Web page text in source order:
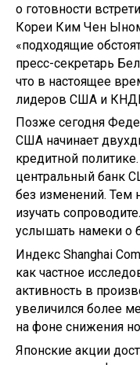
о готовности
Кореи Ким Чен
«подходящие
пресс-секретарь
что в настоящее
лидеров США и
Позже сегодня
США начинает
кредитной
центральный банк
без изменений. Тем
изучать
услышать намеки о
Индекс Shanghai
как частное
активность в
увеличился более
на фоне снижения
Японские акции